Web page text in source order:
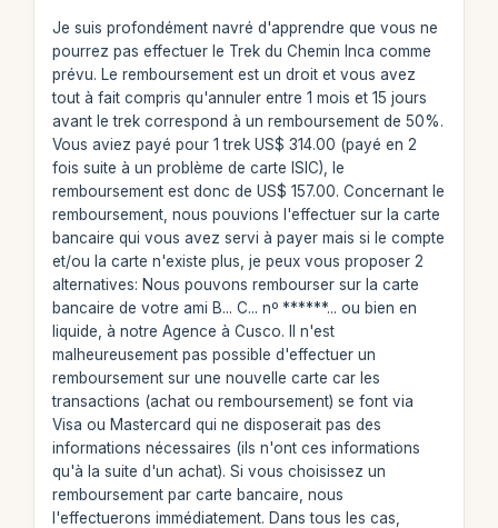
Je suis profondément navré d'apprendre que vous ne
pourrez pas effectuer le Trek du Chemin Inca comme
prévu. Le remboursement est un droit et vous avez
tout à fait compris qu'annuler entre 1 mois et 15 jours
avant le trek correspond à un remboursement de 50%.
Vous aviez payé pour 1 trek US$ 314.00 (payé en 2
fois suite à un problème de carte ISIC), le
remboursement est donc de US$ 157.00. Concernant le
remboursement, nous pouvions l'effectuer sur la carte
bancaire qui vous avez servi à payer mais si le compte
et/ou la carte n'existe plus, je peux vous proposer 2
alternatives: Nous pouvons rembourser sur la carte
bancaire de votre ami B... C... nº ******... ou bien en
liquide, à notre Agence à Cusco. Il n'est
malheureusement pas possible d'effectuer un
remboursement sur une nouvelle carte car les
transactions (achat ou remboursement) se font via
Visa ou Mastercard qui ne disposerait pas des
informations nécessaires (ils n'ont ces informations
qu'à la suite d'un achat). Si vous choisissez un
remboursement par carte bancaire, nous
l'effectuerons immédiatement. Dans tous les cas,